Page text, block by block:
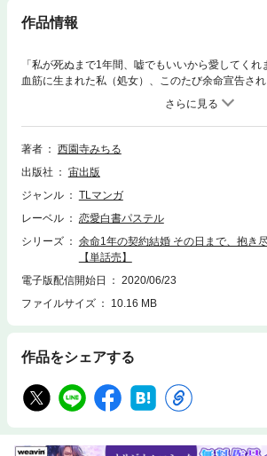
作品情報
「私が死ぬまで1年間、嘘でもいいから愛してく
血筋に生まれた私（処女）、このたび余命宣告さ
な男性に愛される喜びを知ってから死にたい！と
ど…!?（この作品は雑誌「恋愛白書パステル 2020
います。重複購入にご注意ください。）
著者
西園寺みちる
出版社
宙出版
ジャンル
TLマンガ
レーベル
恋愛白書パステル
シリーズ
余命1年の契約結婚 その日まで、抱き
【単話売】
電子版配信開始日
2020/06/23
ファイルサイズ
10.16 MB
作品をシェアする